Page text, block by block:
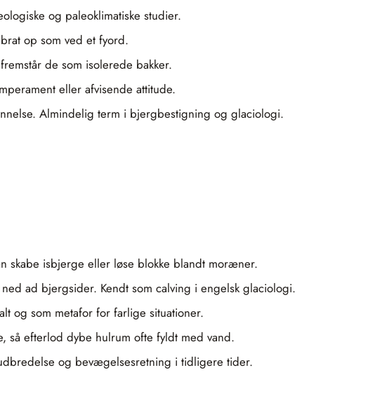
og paleoklimatiske studier.
op som ved et fyord.
de som isolerede bakker.
eller afvisende attitude.
Almindelig term i bjergbestigning og glaciologi.
skabe isbjerge eller løse blokke blandt moræner.
ad bjergsider. Kendt som calving i engelsk glaciologi.
og som metafor for farlige situationer.
efterlod dybe hulrum ofte fyldt med vand.
og bevægelsesretning i tidligere tider.